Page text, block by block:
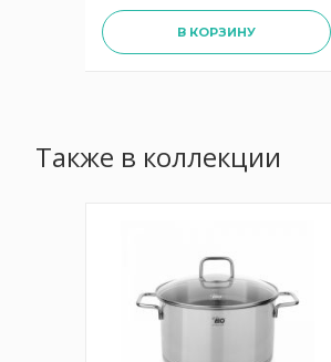
В КОРЗИНУ
Также в коллекции